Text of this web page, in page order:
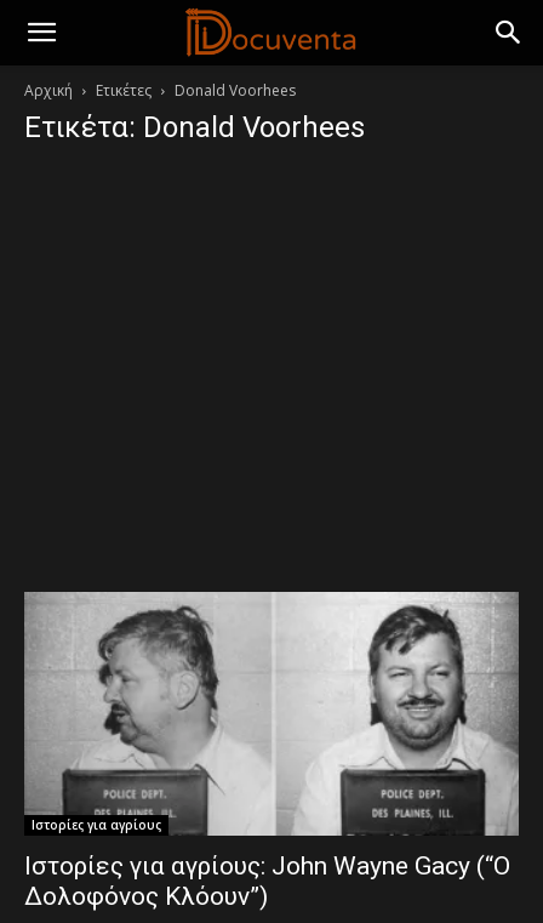
Αρχική Ετικέτες Donald Voorhees
Ετικέτα: Donald Voorhees
Ιστορίες για αγρίους
Ιστορίες για αγρίους: John Wayne Gacy (“Ο
Δολοφόνος Κλόουν”)